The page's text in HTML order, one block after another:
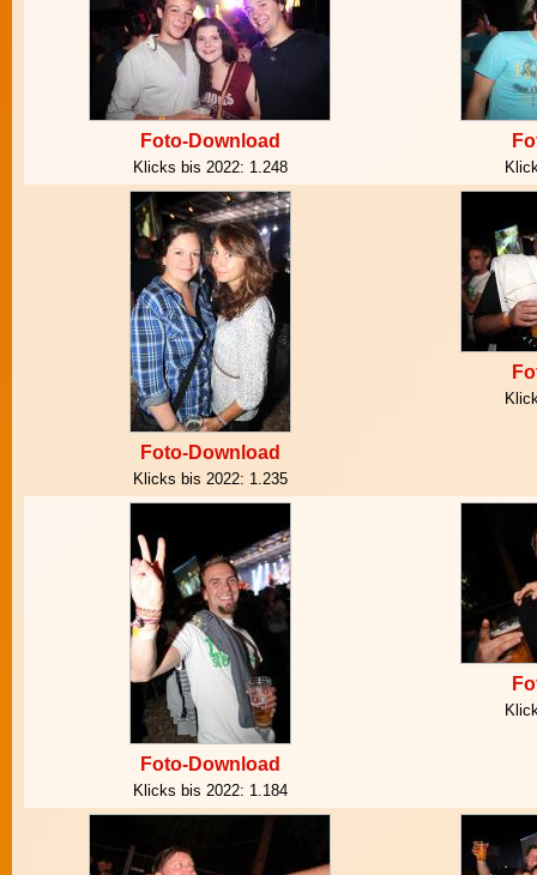
Foto-Download
Klicks bis 2022: 1.248
Foto-Download
Klicks bis 2022: 1.235
Foto-Download
Klicks bis 2022: 1.184